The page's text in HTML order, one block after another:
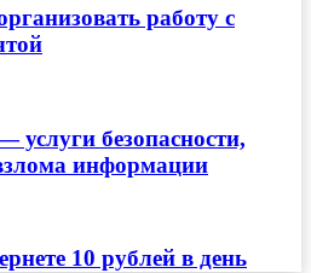
работу с
безопасности,
информации
10 рублей в день